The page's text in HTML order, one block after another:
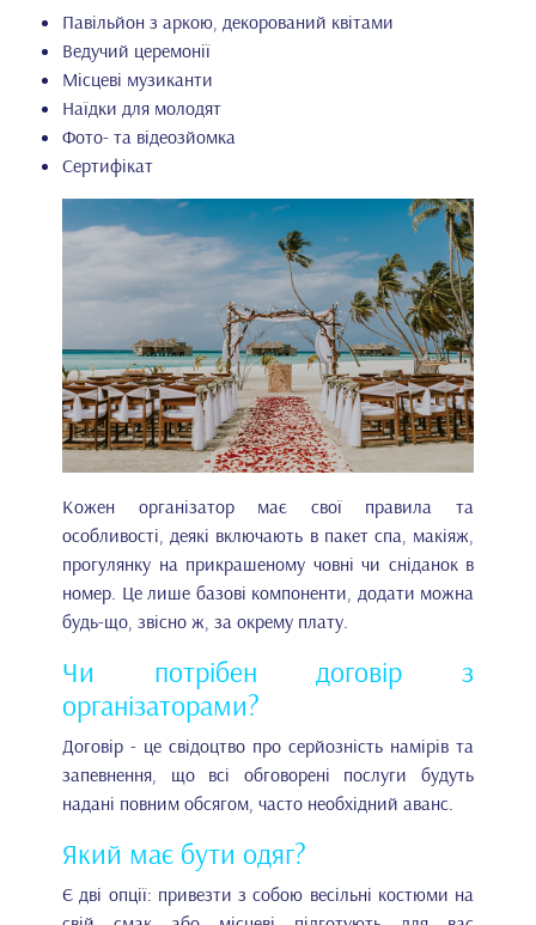
Павільйон з аркою, декорований квітами
Ведучий церемонії
Місцеві музиканти
Наїдки для молодят
Фото- та відеозйомка
Сертифікат⠀
Кожен організатор має свої правила та
особливості, деякі включають в пакет спа, макіяж,
прогулянку на прикрашеному човні чи сніданок в
номер. Це лише базові компоненти, додати можна
будь-що, звісно ж, за окрему плату.
Чи потрібен договір з
організаторами?
Договір - це свідоцтво про серйозність намірів та
запевнення, що всі обговорені послуги будуть
надані повним обсягом, часто необхідний аванс.
Який має бути одяг?
Є дві опції: привезти з собою весільні костюми на